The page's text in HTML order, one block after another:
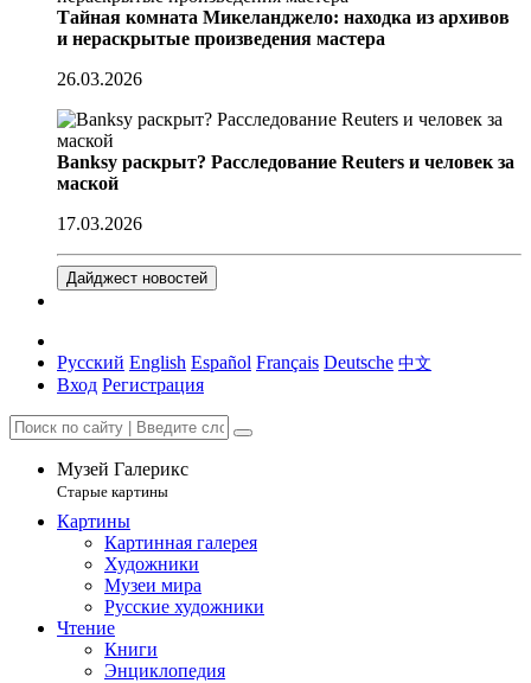
Тайная комната Микеланджело: находка из архивов
и нераскрытые произведения мастера
26.03.2026
Banksy раскрыт? Расследование Reuters и человек за
маской
17.03.2026
Дайджест новостей
Русский English Español Français Deutsche 中文
Вход Регистрация
Музей Галерикс
Старые картины
Картины
Картинная галерея
Художники
Музеи мира
Русские художники
Чтение
Книги
Энциклопедия